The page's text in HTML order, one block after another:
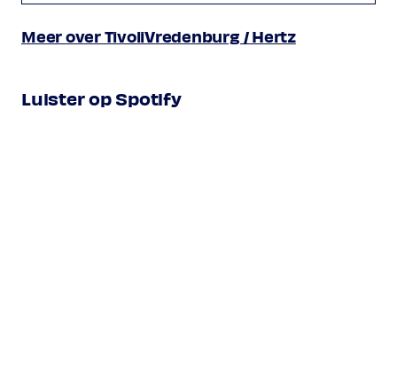
Meer over TivoliVredenburg / Hertz
Luister op Spotify